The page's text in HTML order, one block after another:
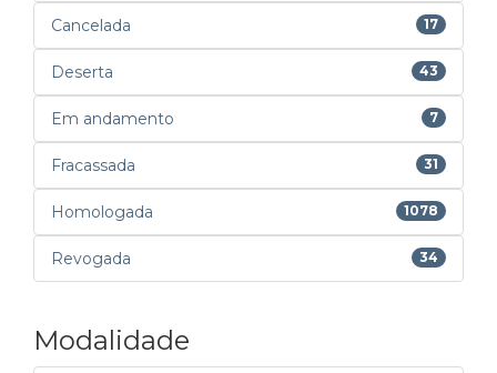
Cancelada 17
Deserta 43
Em andamento 7
Fracassada 31
Homologada 1078
Revogada 34
Modalidade